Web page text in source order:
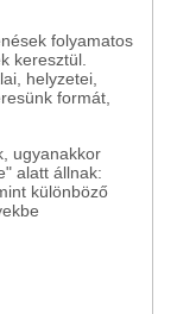
folyamatos
keresztül.
helyzetei,
formát,
ugyanakkor
alatt állnak:
különböző